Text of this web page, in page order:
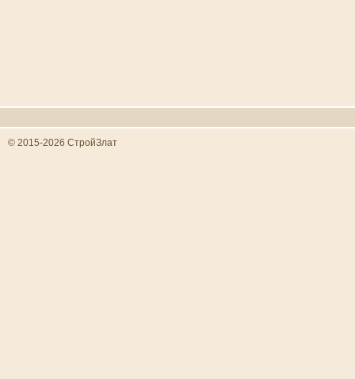
© 2015-2026 СтройЗлат